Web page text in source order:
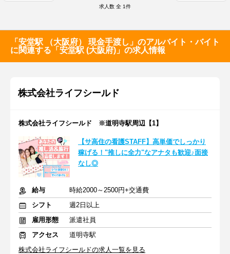
求人数 全 1件
「安堂駅 （大阪府） 現金手渡し」のアルバイト・バイト
に関連する「安堂駅 (大阪府)」の求人情報
株式会社ライフシールド
株式会社ライフシールド ※道明寺駅周辺【1】
【サ高住の看護STAFF】高単価でしっかり
稼げる！"推しに全力"なアナタも歓迎♪面接
なし◎
給与
時給2000～2500円+交通費
シフト
週2日以上
雇用形態
派遣社員
アクセス
道明寺駅
株式会社ライフシールドの求人一覧を見る